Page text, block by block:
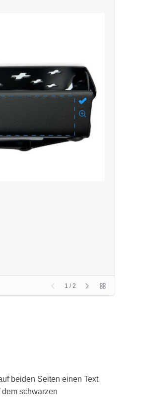
beiden Seiten einen Text
schwarzen